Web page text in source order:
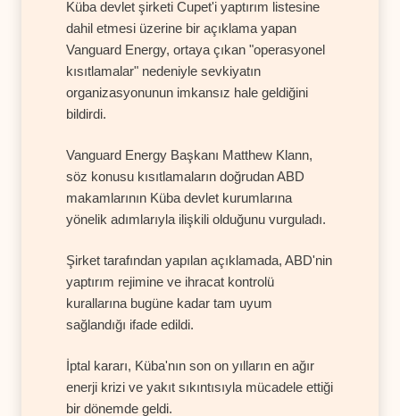
Küba devlet şirketi Cupet'i yaptırım listesine
dahil etmesi üzerine bir açıklama yapan
Vanguard Energy, ortaya çıkan "operasyonel
kısıtlamalar" nedeniyle sevkiyatın
organizasyonunun imkansız hale geldiğini
bildirdi.
Vanguard Energy Başkanı Matthew Klann,
söz konusu kısıtlamaların doğrudan ABD
makamlarının Küba devlet kurumlarına
yönelik adımlarıyla ilişkili olduğunu vurguladı.
Şirket tarafından yapılan açıklamada, ABD'nin
yaptırım rejimine ve ihracat kontrolü
kurallarına bugüne kadar tam uyum
sağlandığı ifade edildi.
İptal kararı, Küba'nın son on yılların en ağır
enerji krizi ve yakıt sıkıntısıyla mücadele ettiği
bir dönemde geldi.